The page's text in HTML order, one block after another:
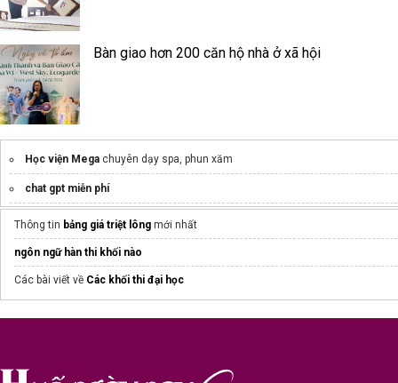
Bàn giao hơn 200 căn hộ nhà ở xã hội
Học viện Mega chuyên dạy spa, phun xăm
chat gpt miễn phí
Headhunter
mẫu áo lớp
Thông tin bảng giá triệt lông​ mới nhất
ngôn ngữ hàn thi khối nào
Các bài viết về Các khối thi đại học